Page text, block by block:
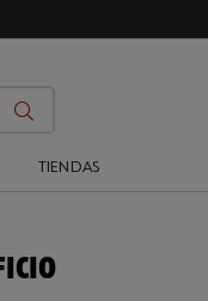
TIENDAS